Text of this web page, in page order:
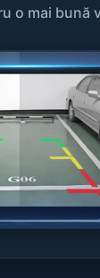
o mai bună